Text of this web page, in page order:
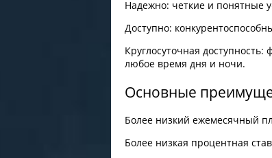
Надежно: четкие и понятные
Доступно:
Круглосуточная
любое время дня и ночи.
Основные
Более низкий ежемесячный
Более низкая процентная